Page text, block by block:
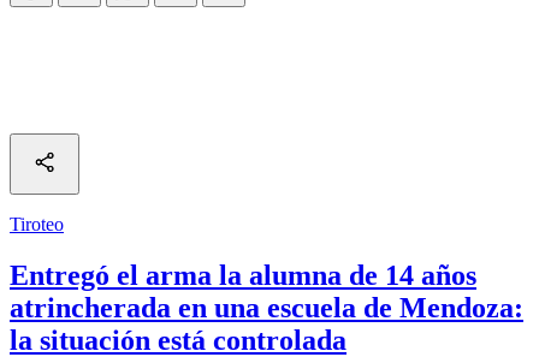
Tiroteo
Entregó el arma la alumna de 14 años
atrincherada en una escuela de Mendoza:
la situación está controlada